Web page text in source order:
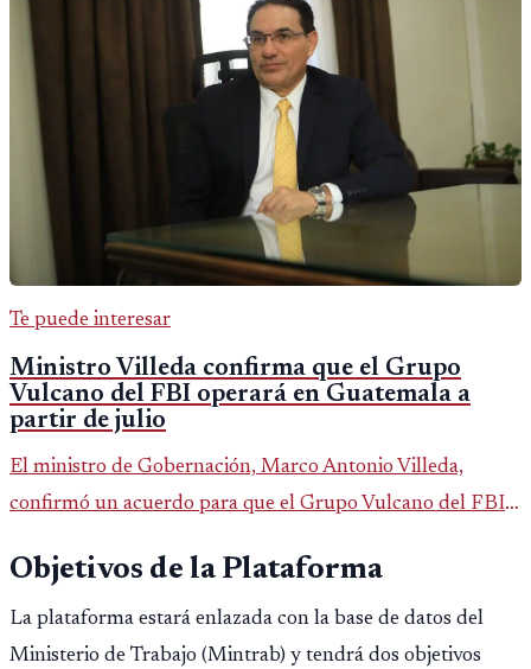
Te puede interesar
Ministro Villeda confirma que el Grupo
Vulcano del FBI operará en Guatemala a
partir de julio
El ministro de Gobernación, Marco Antonio Villeda,
confirmó un acuerdo para que el Grupo Vulcano del FBI
fallido con la administración anterior del Ministerio
Público.
Objetivos de la Plataforma
La plataforma estará enlazada con la base de datos del
Ministerio de Trabajo (Mintrab) y tendrá dos objetivos